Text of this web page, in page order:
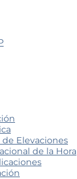
Elevaciones
de la Hora